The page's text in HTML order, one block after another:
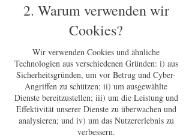
2. Warum verwenden wir
Cookies?
Wir verwenden Cookies und ähnliche
Technologien aus verschiedenen Gründen: i) aus
Sicherheitsgründen, um vor Betrug und Cyber-
Angriffen zu schützen; ii) um ausgewählte
Dienste bereitzustellen; iii) um die Leistung und
Effektivität unserer Dienste zu überwachen und
analysieren; und iv) um das Nutzererlebnis zu
verbessern.